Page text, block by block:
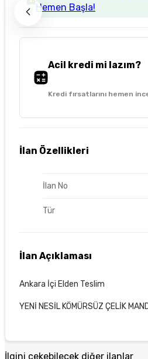
Hemen Başla!
Acil kredi mi lazım?
Kredi fırsatlarını hemen
İlan Özellikleri
İlan No
Tür
İlan Açıklaması
Ankara İçi Elden Teslim
YENİ NESİL KÖMÜRSÜZ ÇELİK
İlgini çekebilecek diğer ilanlar